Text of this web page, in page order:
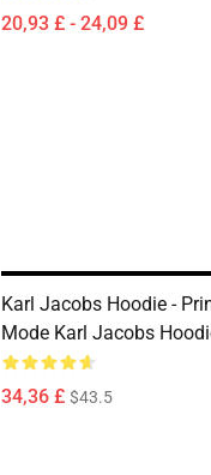
20,93 £ - 24,09 £
Karl Jacobs Hoodie -
Mode Karl Jacobs
34,36 £ $43.5